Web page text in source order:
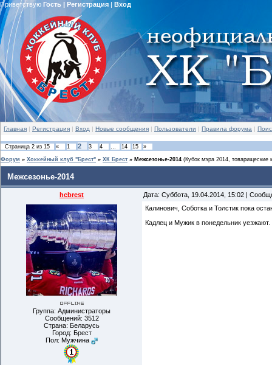
Приветствую Гость | Регистрация| Вход
Главная | Регистрация | Вход | Новые сообщения | Пользователи | Правила форума |
Страница 2 из 15 « 1 2 3 4 … 14 15 »
Форум » Хоккейный клуб "Брест" » ХК Брест » Межсезонье-2014 (Кубок мэра 2014, товарищеские
Межсезонье-2014
hcbrest Дата: Суббота, 19.04.2014, 15:02 |
Группа: Администраторы
Сообщений: 3512
Страна: Беларусь
Город: Брест
Пол: Мужчина
Калинович, Соботка и Толстик пока
Кадлец и Мужик в понедельник уезжают.